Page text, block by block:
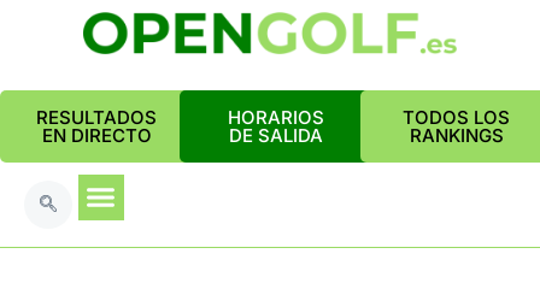
RESULTADOS
EN DIRECTO
HORARIOS
DE SALIDA
TODOS LOS
RANKINGS